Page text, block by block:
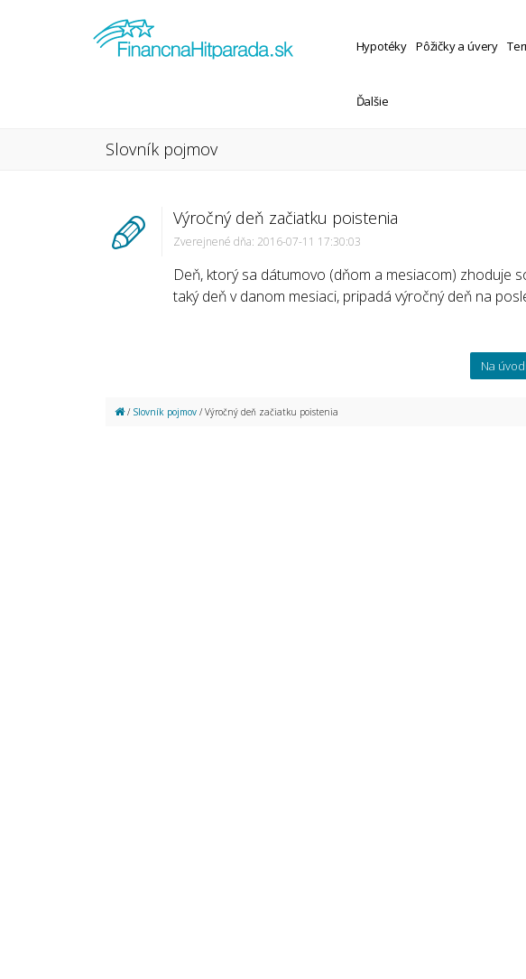
Hypotéky Pôžičky a úvery
Ďalšie
Slovník pojmov
Výročný deň začiatku poistenia
Zverejnené dňa: 2016-07-11 17:30:03
Deň, ktorý sa dátumovo (dňom a mesiacom) zhoduje
taký deň v danom mesiaci, pripadá výročný deň na
Na
/ Slovník pojmov / Výročný deň začiatku poistenia